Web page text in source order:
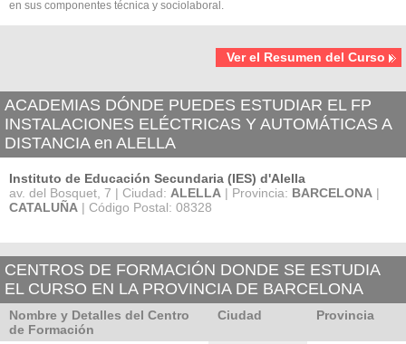
en sus componentes técnica y sociolaboral.
Ver el Resumen del Curso
ACADEMIAS DÓNDE PUEDES ESTUDIAR EL FP
INSTALACIONES ELÉCTRICAS Y AUTOMÁTICAS A
DISTANCIA en ALELLA
Instituto de Educación Secundaria (IES) d'Alella
av. del Bosquet, 7 | Ciudad: ALELLA | Provincia: BARCELONA |
CATALUÑA | Código Postal: 08328
CENTROS DE FORMACIÓN DONDE SE ESTUDIA
EL CURSO EN LA PROVINCIA DE BARCELONA
Nombre y Detalles del Centro
de Formación
Ciudad Provincia